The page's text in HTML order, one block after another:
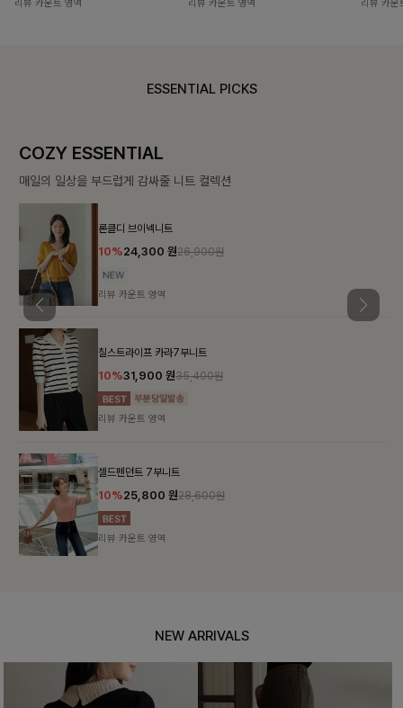
리뷰 카운트 영역 리뷰 카운트 영역 리뷰 카운
ESSENTIAL PICKS
COZY ESSENTIAL
매일의 일상을 부드럽게 감싸줄 니트 컬렉션
론클디 브이넥니트
10%24,300원26,900원
리뷰 카운트 영역
칠스트라이프 카라7부니트
10%31,900원35,400원
리뷰 카운트 영역
셀드펜던트 7부니트
10%25,800원28,600원
리뷰 카운트 영역
NEW ARRIVALS